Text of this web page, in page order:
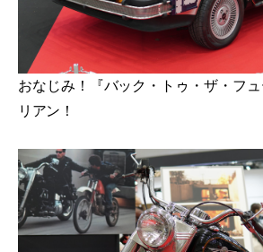
おなじみ！『バック・トゥ・ザ・フ
リアン！